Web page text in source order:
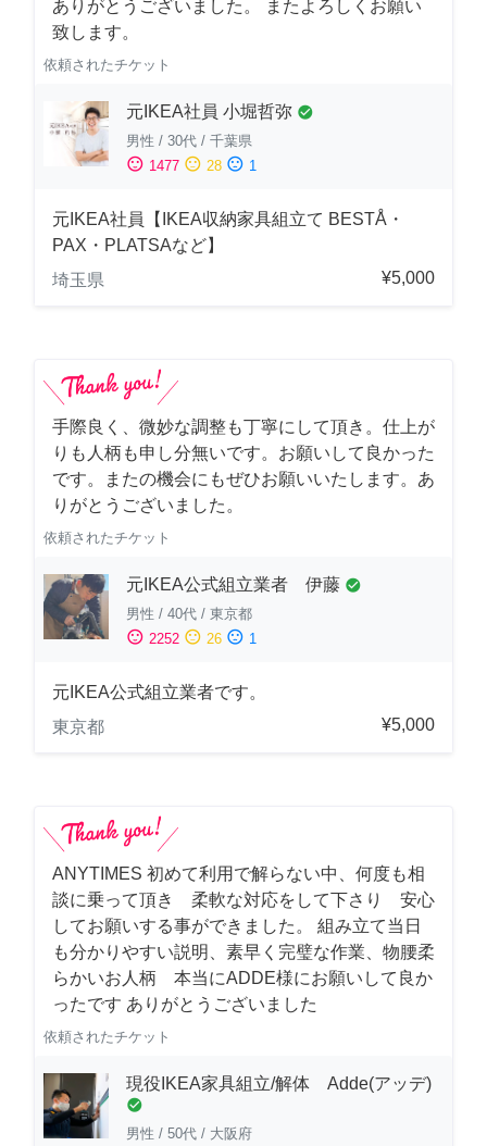
ありがとうございました。 またよろしくお願い
致します。
依頼されたチケット
元IKEA社員 小堀哲弥 check_circle
男性 / 30代 / 千葉県
sentiment_satisfied 1477 sentiment_neutral 28 sentiment_dissatisfied 1
元IKEA社員【IKEA収納家具組立て BESTÅ・
PAX・PLATSAなど】
埼玉県
¥5,000
手際良く、微妙な調整も丁寧にして頂き。仕上が
りも人柄も申し分無いです。お願いして良かった
です。またの機会にもぜひお願いいたします。あ
りがとうございました。
依頼されたチケット
元IKEA公式組立業者 伊藤 check_circle
男性 / 40代 / 東京都
sentiment_satisfied 2252 sentiment_neutral 26 sentiment_dissatisfied 1
元IKEA公式組立業者です。
東京都
¥5,000
ANYTIMES 初めて利用で解らない中、何度も相
談に乗って頂き 柔軟な対応をして下さり 安心
してお願いする事ができました。 組み立て当日
も分かりやすい説明、素早く完璧な作業、物腰柔
らかいお人柄 本当にADDE様にお願いして良か
ったです ありがとうございました
依頼されたチケット
現役IKEA家具組立/解体 Adde(アッデ)
check_circle
男性 / 50代 / 大阪府